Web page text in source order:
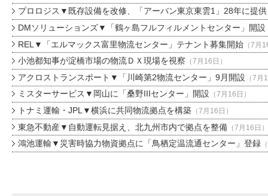
プロロジス▼既存設備を改修、「アーバン東京東雲1」28年に提供
DMソリューションズ▼「鶴ヶ島フルフィルメントセンター」開設
REL▼「エルマックス富里物流センター」テナント募集開始（7月
小池都知事が淀橋市場の物流ＤＸ現場を視察 （7月16日）
アクロストランスポート▼「川崎第2物流センター」9月開設 （7月
ミスターサービス▼岡山に「桑野IIIセンター」開設 （7月16日）
トナミ運輸・JPL▼横浜に共同物流拠点を構築（7月16日）
東急不動産▼自動運転見据え、北九州市内で拠点を整備（7月16日）
鴻池運輸▼災害時協力物資拠点に「鳥栖定温流通センター」登録